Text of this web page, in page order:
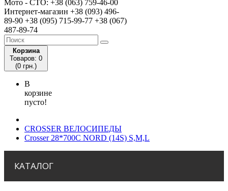
Мото - CTO: +38 (063) 759-46-00
Интернет-магазин +38 (093) 496-
89-90 +38 (095) 715-99-77 +38 (067)
487-89-74
Корзина
Товаров: 0
(0 грн.)
В
корзине
пусто!
CROSSER ВЕЛОСИПЕДЫ
Crosser 28*700С NORD (14S) S,M,L
КАТАЛОГ